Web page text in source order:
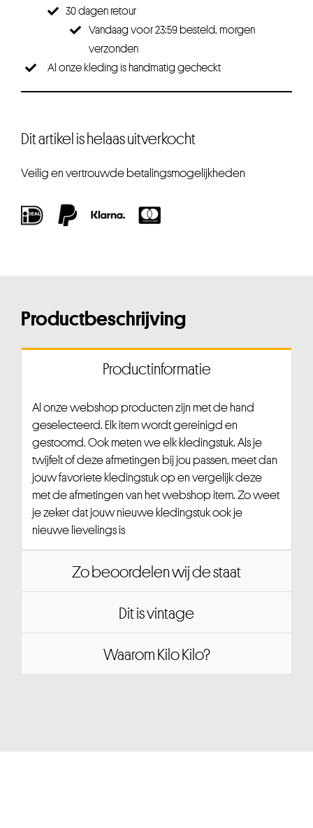
30 dagen retour
Vandaag voor 23:59 besteld, morgen
verzonden
Al onze kleding is handmatig gecheckt
Dit artikel is helaas uitverkocht
Veilig en vertrouwde betalingsmogelijkheden
Productbeschrijving
Productinformatie
Al onze webshop producten zijn met de hand
geselecteerd. Elk item wordt gereinigd en
gestoomd. Ook meten we elk kledingstuk. Als je
twijfelt of deze afmetingen bij jou passen, meet dan
jouw favoriete kledingstuk op en vergelijk deze
met de afmetingen van het webshop item. Zo weet
je zeker dat jouw nieuwe kledingstuk ook je
nieuwe lievelings is
Zo beoordelen wij de staat
Dit is vintage
Waarom Kilo Kilo?